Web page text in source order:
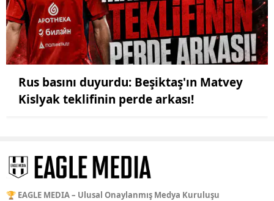
Rus basını duyurdu: Beşiktaş'ın Matvey
Kislyak teklifinin perde arkası!
🏆 EAGLE MEDIA – Ulusal Onaylanmış Medya Kuruluşu